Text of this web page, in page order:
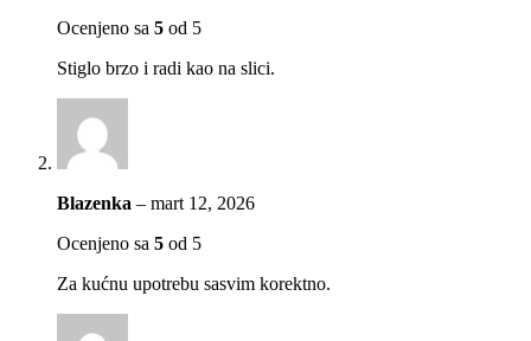
Ocenjeno sa 5 od 5
Stiglo brzo i radi kao na slici.
Blazenka – mart 12, 2026
Ocenjeno sa 5 od 5
Za kućnu upotrebu sasvim korektno.